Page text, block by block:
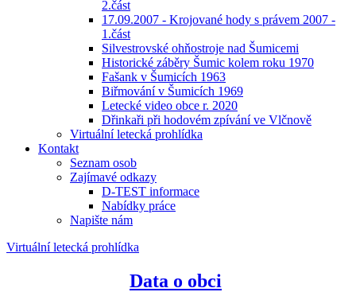
2.část
17.09.2007 - Krojované hody s právem 2007 -
1.část
Silvestrovské ohňostroje nad Šumicemi
Historické záběry Šumic kolem roku 1970
Fašank v Šumicích 1963
Biřmování v Šumicích 1969
Letecké video obce r. 2020
Dřinkaři při hodovém zpívání ve Vlčnově
Virtuální letecká prohlídka
Kontakt
Seznam osob
Zajímavé odkazy
D-TEST informace
Nabídky práce
Napište nám
Virtuální letecká prohlídka
Data o obci